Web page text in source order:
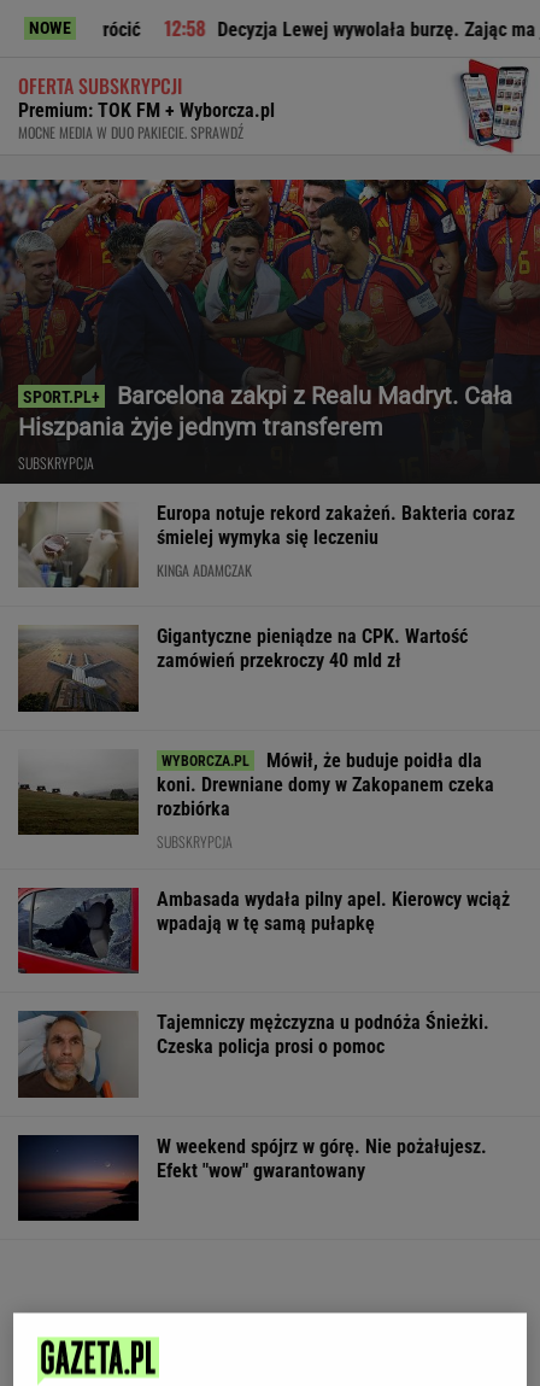
NOWE Decyzja Lewej wywolała burzę. Zając ma jasne zdanie o
OFERTA SUBSKRYPCJI
Premium: TOK FM + Wyborcza.pl
MOCNE MEDIA W DUO PAKIECIE. SPRAWDŹ
Barcelona zakpi z Realu Madryt. Cała
Hiszpania żyje jednym transferem
SUBSKRYPCJA
Europa notuje rekord zakażeń. Bakteria coraz
śmielej wymyka się leczeniu
KINGA ADAMCZAK
Gigantyczne pieniądze na CPK. Wartość
zamówień przekroczy 40 mld zł
Mówił, że buduje poidła dla
koni. Drewniane domy w Zakopanem czeka
rozbiórka
SUBSKRYPCJA
Ambasada wydała pilny apel. Kierowcy wciąż
wpadają w tę samą pułapkę
Tajemniczy mężczyzna u podnóża Śnieżki.
Czeska policja prosi o pomoc
W weekend spójrz w górę. Nie pożałujesz.
Efekt "wow" gwarantowany